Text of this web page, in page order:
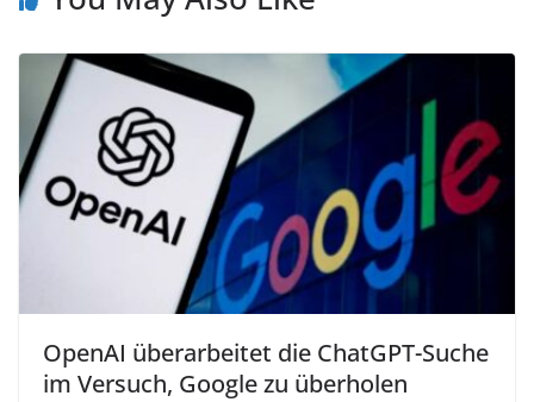
OpenAI überarbeitet die ChatGPT-Suche
im Versuch, Google zu überholen